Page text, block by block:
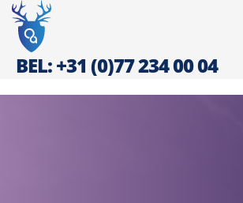
BEL: +31 (0)77 234 00 04